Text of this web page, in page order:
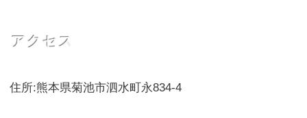
​アクセス
住所:熊本県菊池市泗水町永834-4